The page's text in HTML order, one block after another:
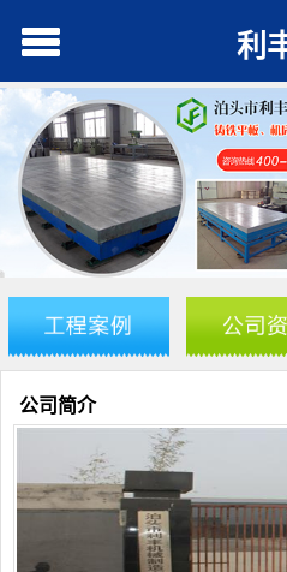
利
公司简介